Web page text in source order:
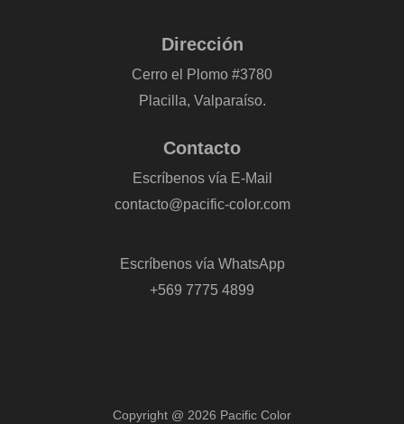
Dirección
Cerro el Plomo #3780
Placilla, Valparaíso.
Contacto
Escríbenos vía E-Mail
contacto@pacific-color.com
Escríbenos vía WhatsApp
+569 7775 4899
Copyright @ 2026 Pacific Color